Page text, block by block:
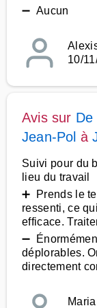
➖ Aucun
10/
Avis sur De
Jean-Pol à
Suivi pour du
lieu du travail
➕ Prends le
ressenti, ce
efficace.
➖
déplorables.
directement
Maria